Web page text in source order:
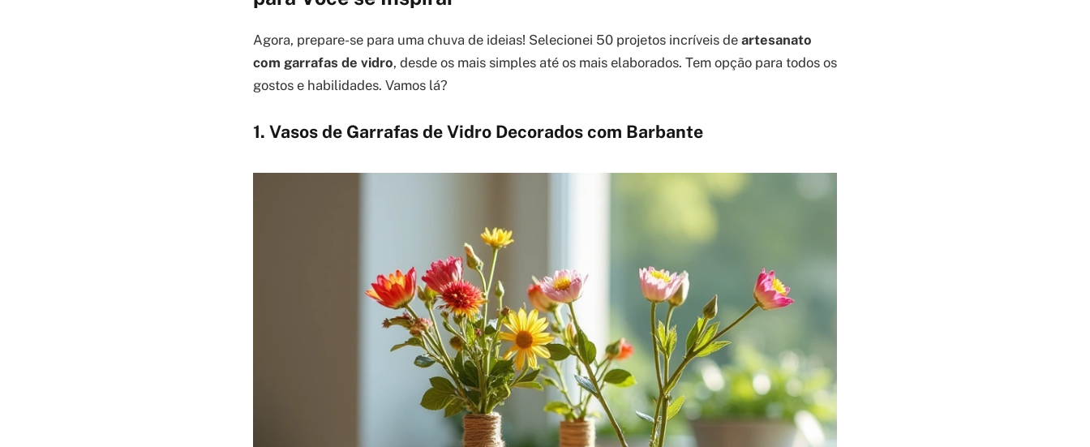
Agora, prepare-se para uma chuva de ideias! Selecionei 50 projetos incríveis de artesanato
com garrafas de vidro, desde os mais simples até os mais elaborados. Tem opção para todos os
gostos e habilidades. Vamos lá?
1. Vasos de Garrafas de Vidro Decorados com Barbante